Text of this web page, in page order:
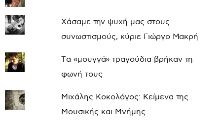
Χάσαμε την ψυχή μας στους
συνωστισμούς, κύριε Γιώργο Μακρή
Τα «μουγγά» τραγούδια βρήκαν τη
φωνή τους
Μιχάλης Κοκολόγος: Κείμενα της
Μουσικής και Μνήμης